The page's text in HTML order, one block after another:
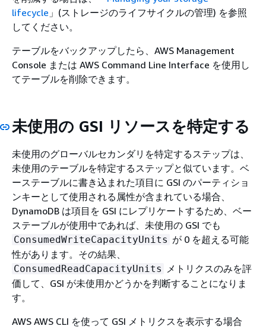
lifecycle 」(ストレージのライフサイクルの管理) を参照
してください。
テーブルをバックアップしたら、AWS Management
Console または AWS Command Line Interface を使用し
てテーブルを削除できます。
未使用の GSI リソースを特定する
未使用のグローバルセカンダリを特定するステップは、
未使用のテーブルを特定するステップと似ています。ベ
ーステーブルに書き込まれた項目に GSI のパーティショ
ンキーとして使用される属性が含まれている場合、
DynamoDB は項目を GSI にレプリケートするため、ベー
ステーブルが使用中であれば、未使用の GSI でも
ConsumedWriteCapacityUnits が 0 を超える可能
性があります。その結果、
ConsumedReadCapacityUnits メトリクスのみを評
価して、GSI が未使用かどうかを判断することになりま
す。
AWS AWS CLI を使って GSI メトリクスを表示する場合